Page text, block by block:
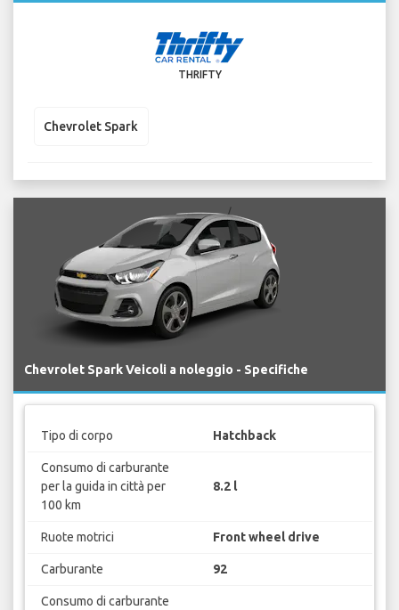
THRIFTY
Chevrolet Spark
Chevrolet Spark Veicoli a noleggio - Specifiche
Tipo di corpo Hatchback
Consumo di carburante
per la guida in città per
100 km
8.2 l
Ruote motrici Front wheel drive
Carburante 92
Consumo di carburante